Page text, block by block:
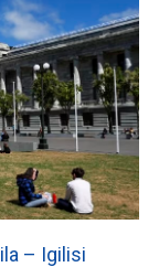
– Igilisi